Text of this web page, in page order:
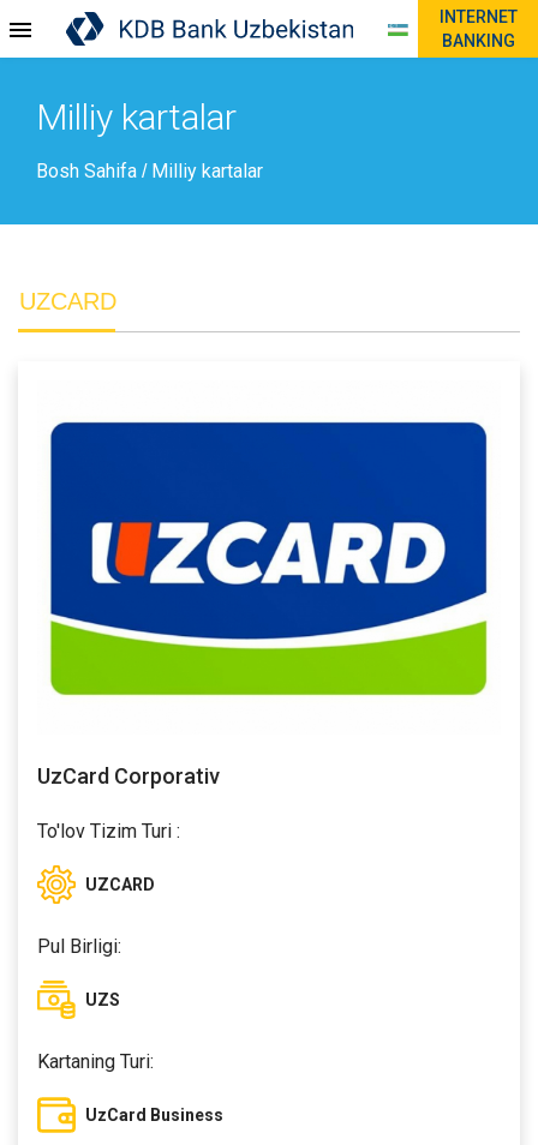
INTERNET
BANKING
Milliy kartalar
Bosh Sahifa / Milliy kartalar
UZCARD
UzCard Corporativ
To'lov Tizim Turi :
UZCARD
Pul Birligi:
UZS
Kartaning Turi:
UzCard Business